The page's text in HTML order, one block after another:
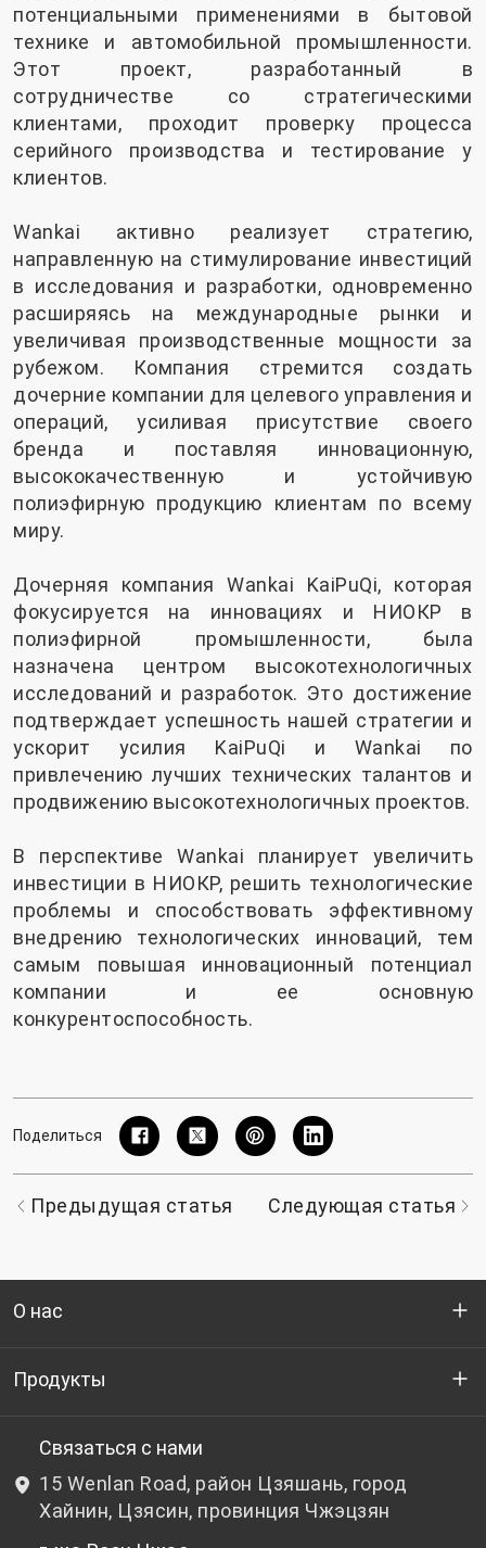
потенциальными применениями в бытовой
технике и автомобильной промышленности.
Этот проект, разработанный в
сотрудничестве со стратегическими
клиентами, проходит проверку процесса
серийного производства и тестирование у
клиентов.
Wankai активно реализует стратегию,
направленную на стимулирование инвестиций
в исследования и разработки, одновременно
расширяясь на международные рынки и
увеличивая производственные мощности за
рубежом. Компания стремится создать
дочерние компании для целевого управления и
операций, усиливая присутствие своего
бренда и поставляя инновационную,
высококачественную и устойчивую
полиэфирную продукцию клиентам по всему
миру.
Дочерняя компания Wankai KaiPuQi, которая
фокусируется на инновациях и НИОКР в
полиэфирной промышленности, была
назначена центром высокотехнологичных
исследований и разработок. Это достижение
подтверждает успешность нашей стратегии и
ускорит усилия KaiPuQi и Wankai по
привлечению лучших технических талантов и
продвижению высокотехнологичных проектов.
В перспективе Wankai планирует увеличить
инвестиции в НИОКР, решить технологические
проблемы и способствовать эффективному
внедрению технологических инноваций, тем
самым повышая инновационный потенциал
компании и ее основную
конкурентоспособность.
Поделиться
Предыдущая статья Следующая статья
О нас
Кто мы
НИОКР
Новости и события
Продукты
Бутылочный ПЭТ-гранулят
Небутылочный ПЭТ-гранулят
Связаться с нами
15 Wenlan Road, район Цзяшань, город
Хайнин, Цзясин, провинция Чжэцзян